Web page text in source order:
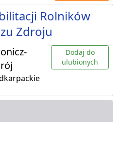
Rolników
Zdroju
Dodaj do
ulubionych